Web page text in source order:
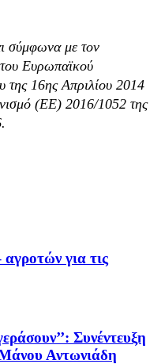
σύμφωνα με τον
Ευρωπαϊκού
της 16ης Απριλίου 2014
(ΕΕ) 2016/1052 της
για τις
Συνέντευξη
Αντωνιάδη